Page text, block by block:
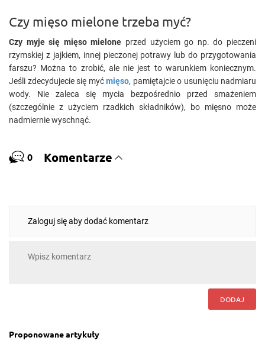
Czy mięso mielone trzeba myć?
Czy myje się mięso mielone przed użyciem go np. do pieczeni
rzymskiej z jajkiem, innej pieczonej potrawy lub do przygotowania
farszu? Można to zrobić, ale nie jest to warunkiem koniecznym.
Jeśli zdecydujecie się myćmięso, pamiętajcie o usunięciu nadmiaru
wody. Nie zaleca się mycia bezpośrednio przed smażeniem
(szczególnie z użyciem rzadkich składników), bo mięsno może
nadmiernie wyschnąć.
0 Komentarze
Zaloguj się aby dodać komentarz
DODAJ
Proponowane artykuły